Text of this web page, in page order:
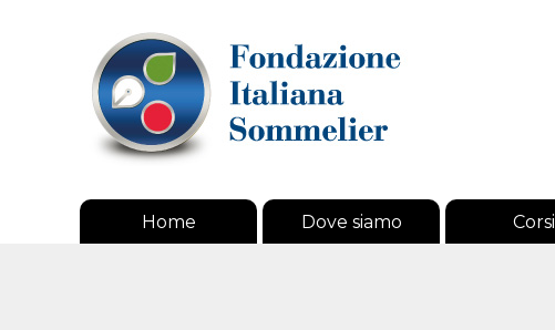
Home Dove siamo Corsi